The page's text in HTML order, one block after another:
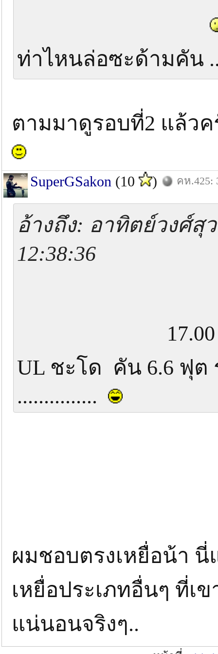
ท่าไหนล่อซะด้ามคัน
ตามมาดูรอบที่2 แล้ว
SuperGSakon (10 ) คห.425:
อ้างถึง: อาทิตย์วงศ์สุว
12:38:36
17.00 .......
UL ชะโด คัน 6.6 ฟุต
...............
ผมชอบตรงเหยื่อน้า
เหยื่อประเภทอื่นๆ ที่เ
แน่นอนจริงๆ..